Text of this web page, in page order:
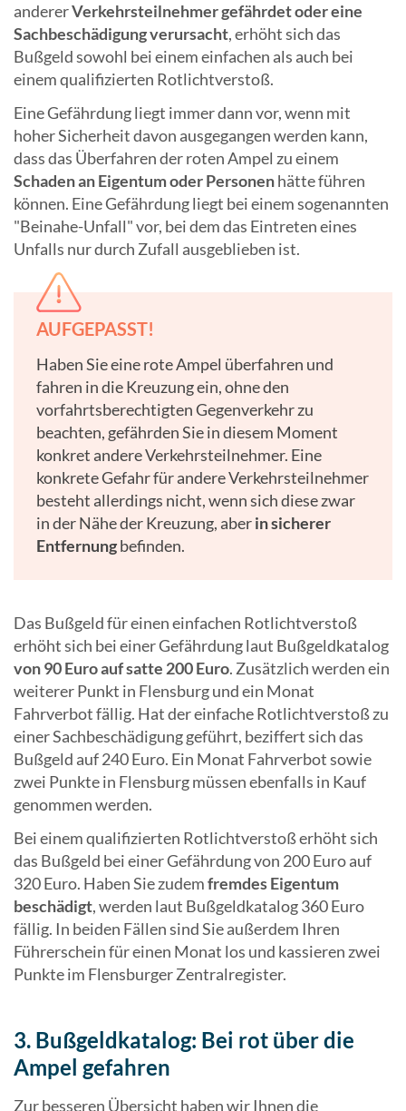
andererVerkehrsteilnehmer gefährdet oder eine
Sachbeschädigung verursacht, erhöht sich das
Bußgeld sowohl bei einem einfachen als auch bei
einem qualifizierten Rotlichtverstoß.
Eine Gefährdung liegt immer dann vor, wenn mit
hoher Sicherheit davon ausgegangen werden kann,
dass das Überfahren der roten Ampel zu einem
Schaden an Eigentum oder Personenhätte führen
können. Eine Gefährdung liegt bei einem sogenannten
"Beinahe-Unfall" vor, bei dem das Eintreten eines
Unfalls nur durch Zufall ausgeblieben ist.
AUFGEPASST!
Haben Sie eine rote Ampel überfahren und
fahren in die Kreuzung ein, ohne den
vorfahrtsberechtigten Gegenverkehr zu
beachten, gefährden Sie in diesem Moment
konkret andere Verkehrsteilnehmer. Eine
konkrete Gefahr für andere Verkehrsteilnehmer
besteht allerdings nicht, wenn sich diese zwar
in der Nähe der Kreuzung, aberin sicherer
Entfernungbefinden.
Das Bußgeld für einen einfachen Rotlichtverstoß
erhöht sich bei einer Gefährdung laut Bußgeldkatalog
von 90 Euro auf satte 200 Euro. Zusätzlich werden ein
weiterer Punkt in Flensburg und ein Monat
Fahrverbot fällig. Hat der einfache Rotlichtverstoß zu
einer Sachbeschädigung geführt, beziffert sich das
Bußgeld auf 240 Euro. Ein Monat Fahrverbot sowie
zwei Punkte in Flensburg müssen ebenfalls in Kauf
genommen werden.
Bei einem qualifizierten Rotlichtverstoß erhöht sich
das Bußgeld bei einer Gefährdung von 200 Euro auf
320 Euro. Haben Sie zudemfremdes Eigentum
beschädigt, werden laut Bußgeldkatalog 360 Euro
fällig. In beiden Fällen sind Sie außerdem Ihren
Führerschein für einen Monat los und kassieren zwei
Punkte im Flensburger Zentralregister.
3. Bußgeldkatalog: Bei rot über die
Ampel gefahren
Zur besseren Übersicht haben wir Ihnen die